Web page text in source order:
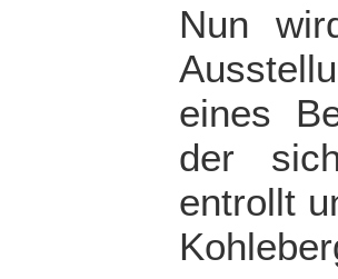
Nun
eines
der
entrollt